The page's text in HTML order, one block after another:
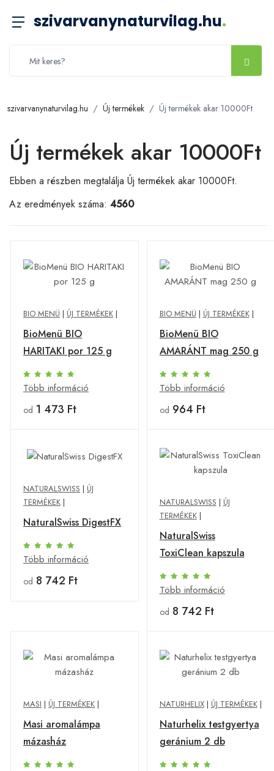
szivarvanynaturvilag.hu.
szivarvanynaturvilag.hu Új termékek Új termékek akar 10000Ft
Új termékek akar 10000Ft
Ebben a részben megtalálja Új termékek akar 10000Ft.
Az eredmények száma: 4560
BIO MENÜ | ÚJ TERMÉKEK |
BioMenü BIO
HARITAKI por 125 g
Több információ
od 1 473 Ft
BIO MENÜ | ÚJ TERMÉKEK|
BioMenü BIO
AMARÁNT mag 250 g
Több információ
od 964 Ft
NATURALSWISS | ÚJ
TERMÉKEK |
NaturalSwiss DigestFX
Több információ
od 8 742 Ft
NATURALSWISS | ÚJ
TERMÉKEK|
NaturalSwiss
ToxiClean kapszula
Több információ
od 8 742 Ft
MASI | ÚJ TERMÉKEK |
Masi aromalámpa
mázasház
NATURHELIX| ÚJ TERMÉKEK|
Naturhelix testgyertya
geránium 2 db